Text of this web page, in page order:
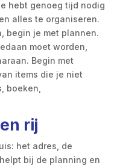
hebt genoeg tijd nodig
alles te organiseren.
begin je met plannen.
moet worden,
Begin met
items die je niet
boeken,
rij
het adres, de
bij de planning en